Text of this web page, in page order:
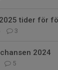
tider för
3
2024
5